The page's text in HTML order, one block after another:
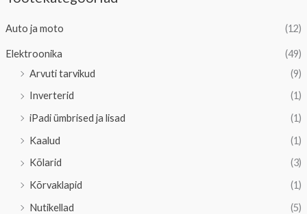
Auto ja moto (12)
Elektroonika
(49)
Arvuti tarvikud
(9)
Inverterid
(1)
iPadi ümbrised ja lisad
(1)
Kaalud
(1)
Kõlarid
(3)
Kõrvaklapid
(1)
Nutikellad
(5)